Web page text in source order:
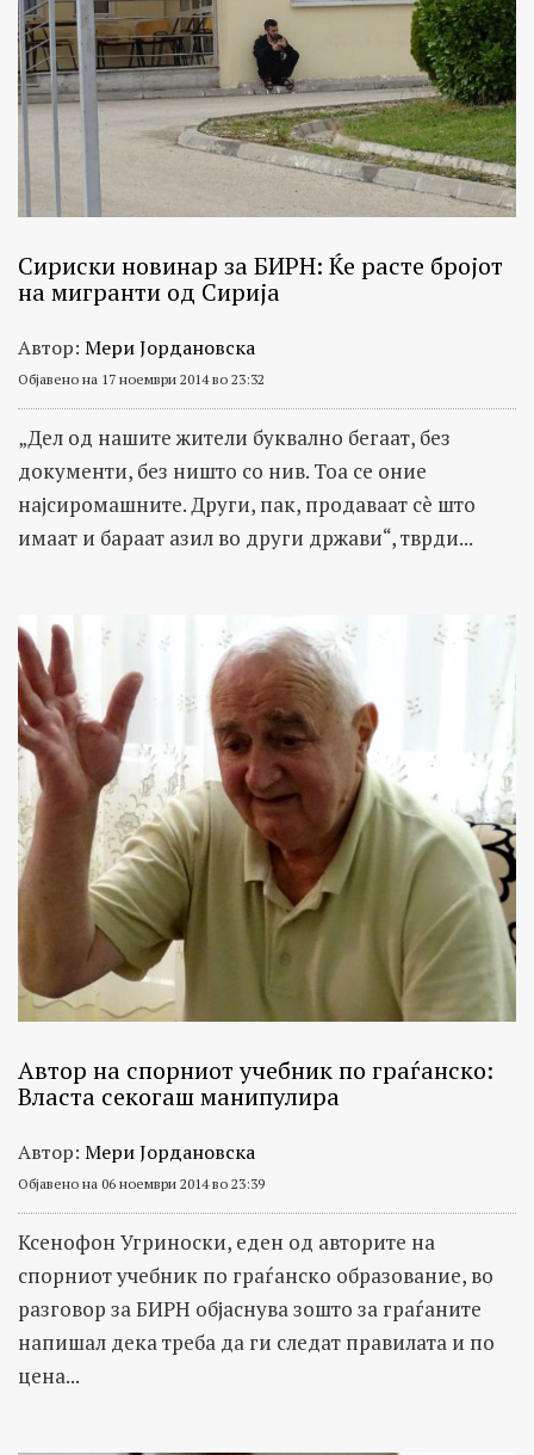
Сириски новинар за БИРН: Ќе расте бројот
на мигранти од Сирија
Автор: Мери Јордановска
Објавено на 17 ноември 2014 во 23:32
„Дел од нашите жители буквално бегаат, без
документи, без ништо со нив. Тоа се оние
најсиромашните. Други, пак, продаваат сè што
имаат и бараат азил во други држави“, тврди...
Автор на спорниот учебник по граѓанско:
Власта секогаш манипулира
Автор: Мери Јордановска
Објавено на 06 ноември 2014 во 23:39
Ксенофон Угриноски, еден од авторите на
спорниот учебник по граѓанско образование, во
разговор за БИРН објаснува зошто за граѓаните
напишал дека треба да ги следат правилата и по
цена...